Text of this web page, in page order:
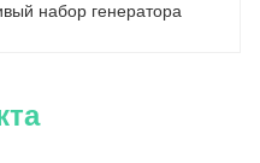
набор генератора